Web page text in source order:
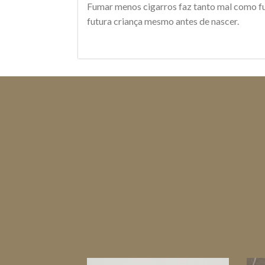
Fumar menos cigarros faz tanto mal como
futura criança mesmo antes de nascer.